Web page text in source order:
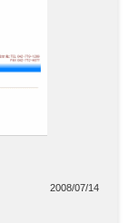
2008/07/14